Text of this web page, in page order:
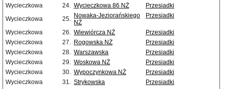
Wycieczkowa
24. Wycieczkowa 86 NŻ
Przesiadki
Wycieczkowa
25. Nowaka-Jeziorańskiego
NŻ
Przesiadki
Wycieczkowa 26. Wiewiórcza NŻ
Przesiadki
Wycieczkowa
27. Rogowska NŻ
Przesiadki
Wycieczkowa
28. Warszawska
Przesiadki
Wycieczkowa
29. Woskowa NŻ
Przesiadki
Wycieczkowa
30. Wypoczynkowa NŻ
Przesiadki
Wycieczkowa
31. Strykowska
Przesiadki